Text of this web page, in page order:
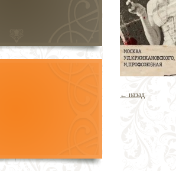
← назад